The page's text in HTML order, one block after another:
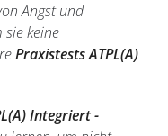
Angst und
sie keine
Praxistests ATPL(A)
Integriert -